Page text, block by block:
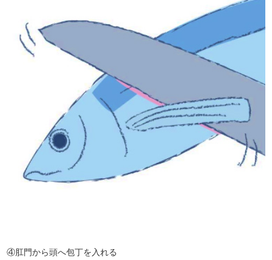
④肛門から頭へ包丁を入れる